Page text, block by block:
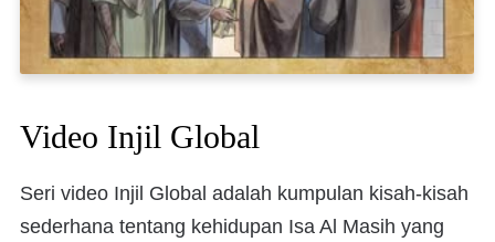
Video Injil Global
Seri video Injil Global adalah kumpulan kisah-kisah
sederhana tentang kehidupan Isa Al Masih yang